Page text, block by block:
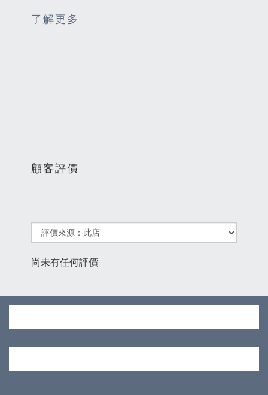
了解更多
顧客評價
尚未有任何評價